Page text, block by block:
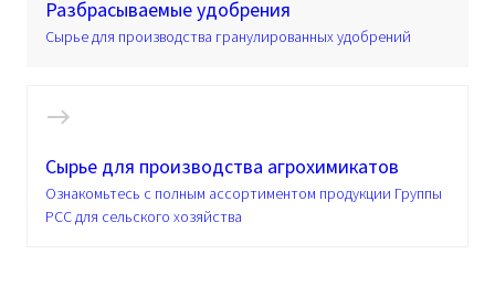
Разбрасываемые удобрения
Сырье для производства гранулированных удобрений
Сырье для производства агрохимикатов
Ознакомьтесь с полным ассортиментом продукции Группы
PCC для сельского хозяйства